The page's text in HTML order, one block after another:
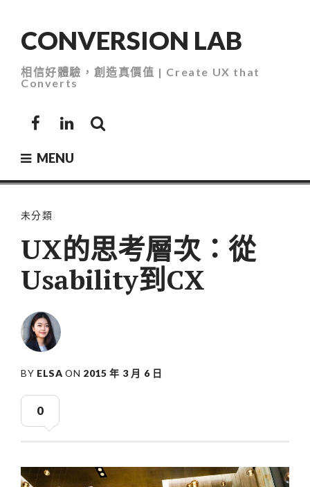
contentCONVERSION LAB
相信好體驗，創造真價值 | Create UX that
Converts
FacebookLinkedIn
MENU
未分類
UX的思考層次：從
Usability到CX
BY ELSA ON 2015 年 3 月 6 日
0